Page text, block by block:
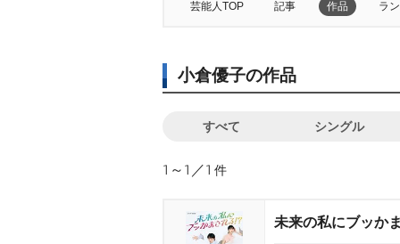
芸能人TOP 記事 作品 ラ
小倉優子の作品
すべて シングル
1～1／1 件
未来の私にブッか